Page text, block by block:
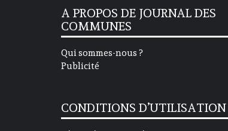
A PROPOS DE JOURNAL DES
COMMUNES
Qui sommes-nous ?
Publicité
CONDITIONS D’UTILISATION